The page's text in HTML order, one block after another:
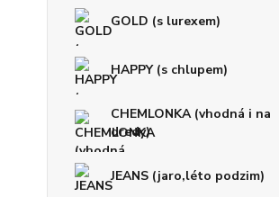
GOLD (s lurexem)
HAPPY (s chlupem)
CHEMLONKA (vhodná i na
dredy)
JEANS (jaro,léto podzim)